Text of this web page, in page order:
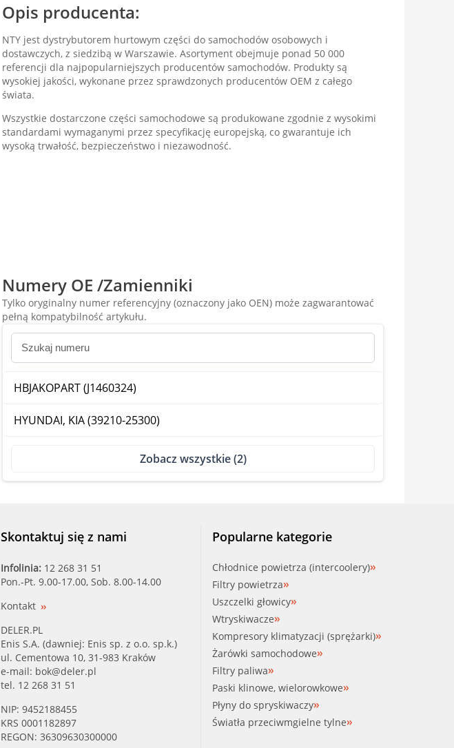
Opis producenta:
NTY jest dystrybutorem hurtowym części do samochodów osobowych i
dostawczych, z siedzibą w Warszawie. Asortyment obejmuje ponad 50 000
referencji dla najpopularniejszych producentów samochodów. Produkty są
wysokiej jakości, wykonane przez sprawdzonych producentów OEM z całego
świata.
Wszystkie dostarczone części samochodowe są produkowane zgodnie z wysokimi
standardami wymaganymi przez specyfikację europejską, co gwarantuje ich
wysoką trwałość, bezpieczeństwo i niezawodność.
Numery OE /Zamienniki
Tylko oryginalny numer referencyjny (oznaczony jako OEN) może zagwarantować
pełną kompatybilność artykułu.
HBJAKOPART (J1460324)
HYUNDAI, KIA (39210-25300)
Zobacz wszystkie (2)
Skontaktuj się z nami
Infolinia: 12 268 31 51
Pon.-Pt. 9.00-17.00, Sob. 8.00-14.00
Kontakt
DELER.PL
Enis S.A. (dawniej: Enis sp. z o.o. sp.k.)
ul. Cementowa 10, 31-983 Kraków
e-mail: bok@deler.pl
tel. 12 268 31 51
NIP: 9452188455
KRS 0001182897
REGON: 36309630300000
Popularne kategorie
Chłodnice powietrza (intercoolery)
Filtry powietrza
Uszczelki głowicy
Wtryskiwacze
Kompresory klimatyzacji (sprężarki)
Żarówki samochodowe
Filtry paliwa
Paski klinowe, wielorowkowe
Płyny do spryskiwaczy
Światła przeciwmgielne tylne